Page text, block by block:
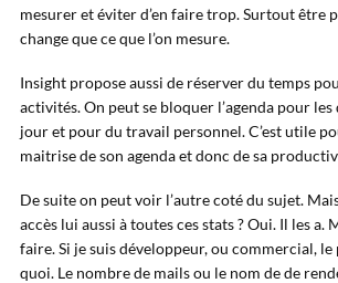
mesurer et éviter d’en faire trop. Surtout être
change que ce que l’on mesure.
Insight propose aussi de réserver du temps
activités. On peut se bloquer l’agenda pour
jour et pour du travail personnel. C’est utile
maitrise de son agenda et donc de sa
De suite on peut voir l’autre coté du sujet.
accès lui aussi à toutes ces stats ? Oui. Il les a.
faire. Si je suis développeur, ou commercial, le
quoi. Le nombre de mails ou le nom de de